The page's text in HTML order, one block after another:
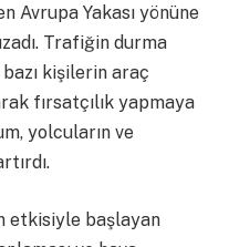
Avrupa Yakası yönüne
Trafiğin durma
kişilerin araç
fırsatçılık yapmaya
yolcuların ve
etkisiyle başlayan